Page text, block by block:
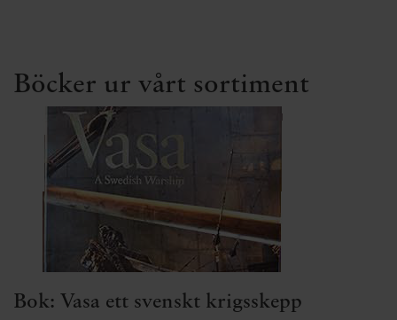
Böcker ur vårt sortiment
Bok: Vasa ett svenskt krigsskepp